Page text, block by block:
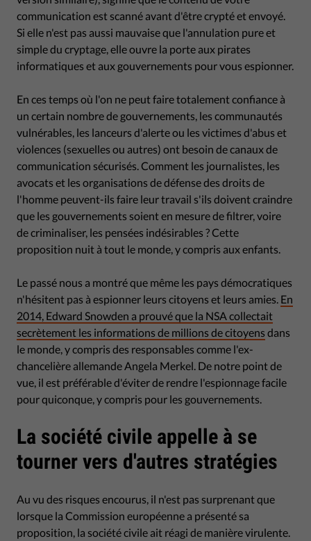
communication est scanné avant d'être crypté et envoyé.
Si elle n'est pas aussi mauvaise que l'annulation pure et
simple du cryptage, elle ouvre la porte aux pirates
informatiques et aux gouvernements pour vous espionner.
En ces temps où l'on ne peut faire totalement confiance à
un certain nombre de gouvernements, les communautés
vulnérables, les lanceurs d'alerte ou les victimes d'abus et
violences (sexuelles ou autres) ont besoin de canaux de
communication sécurisés. Comment les journalistes, les
avocats et les organisations de défense des droits de
l'homme peuvent-ils faire leur travail s'ils doivent craindre
que les gouvernements soient en mesure de filtrer, voire
de criminaliser, les pensées indésirables ? Cette
proposition nuit à tout le monde, y compris aux enfants.
Le passé nous a montré que même les pays démocratiques
n'hésitent pas à espionner leurs citoyens et leurs amies. En
2014, Edward Snowden a prouvé que la NSA collectait
secrètement les informations de millions de citoyens dans
le monde, y compris des responsables comme l'ex-
chancelière allemande Angela Merkel. De notre point de
vue, il est préférable d'éviter de rendre l'espionnage facile
pour quiconque, y compris pour les gouvernements.
La société civile appelle à se
tourner vers d'autres stratégies
Au vu des risques encourus, il n'est pas surprenant que
lorsque la Commission européenne a présenté sa
proposition, la société civile ait réagi de manière virulente.